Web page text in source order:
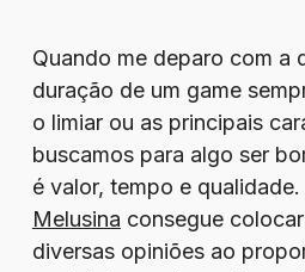
Quando me deparo com a
duração de um game
o limiar ou as principais
buscamos para algo ser
é valor, tempo e qualidade.
Melusina consegue
diversas opiniões ao